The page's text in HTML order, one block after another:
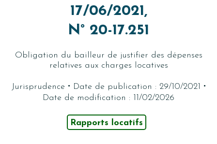
17/06/2021,
N° 20-17.251
Obligation du bailleur de justifier des dépenses
relatives aux charges locatives
Jurisprudence · Date de publication : 29/10/2021 ·
Date de modification : 11/02/2026
Rapports locatifs